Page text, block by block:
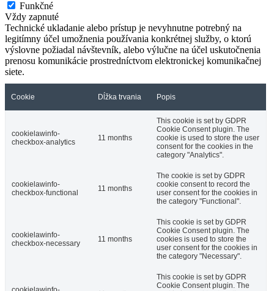
Funkčné
Vždy zapnuté
Technické ukladanie alebo prístup je nevyhnutne potrebný na
legitímny účel umožnenia používania konkrétnej služby, o ktorú
výslovne požiadal návštevník, alebo výlučne na účel uskutočnenia
prenosu komunikácie prostredníctvom elektronickej komunikačnej
siete.
Cookie Dĺžka trvania Popis
cookielawinfo-
checkbox-analytics
11 months
This cookie is set by GDPR
Cookie Consent plugin. The
cookie is used to store the user
consent for the cookies in the
category "Analytics".
cookielawinfo-
checkbox-functional
11 months
The cookie is set by GDPR
cookie consent to record the
user consent for the cookies in
the category "Functional".
cookielawinfo-
checkbox-necessary
11 months
This cookie is set by GDPR
Cookie Consent plugin. The
cookies is used to store the
user consent for the cookies in
the category "Necessary".
This cookie is set by GDPR
Cookie Consent plugin. The